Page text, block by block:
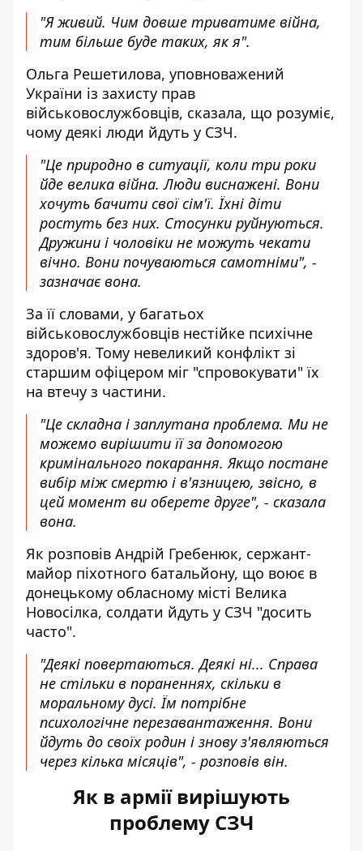
"Я живий. Чим довше триватиме війна,
тим більше буде таких, як я".
Ольга Решетилова, уповноважений
України із захисту прав
військовослужбовців, сказала, що розуміє,
чому деякі люди йдуть у СЗЧ.
"Це природно в ситуації, коли три роки
йде велика війна. Люди виснажені. Вони
хочуть бачити свої сім'ї. Їхні діти
ростуть без них. Стосунки руйнуються.
Дружини і чоловіки не можуть чекати
вічно. Вони почуваються самотніми", -
зазначає вона.
За її словами, у багатьох
військовослужбовців нестійке психічне
здоров'я. Тому невеликий конфлікт зі
старшим офіцером міг "спровокувати" їх
на втечу з частини.
"Це складна і заплутана проблема. Ми не
можемо вирішити її за допомогою
кримінального покарання. Якщо постане
вибір між смертю і в'язницею, звісно, в
цей момент ви оберете друге", - сказала
вона.
Як розповів Андрій Гребенюк, сержант-
майор піхотного батальйону, що воює в
донецькому обласному місті Велика
Новосілка, солдати йдуть у СЗЧ "досить
часто".
"Деякі повертаються. Деякі ні... Справа
не стільки в пораненнях, скільки в
моральному дусі. Їм потрібне
психологічне перезавантаження. Вони
йдуть до своїх родин і знову з'являються
через кілька місяців", - розповів він.
Як в армії вирішують
проблему СЗЧ